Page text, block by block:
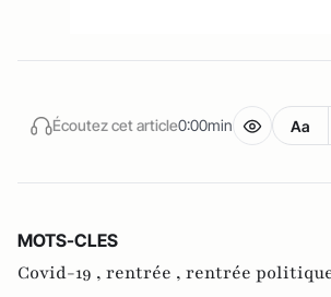
Écoutez cet article0:00min Aa
MOTS-CLES
Covid-19 , rentrée , rentrée